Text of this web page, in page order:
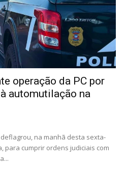
operação da PC por
automutilação na
na manhã desta sexta-
para cumprir ordens judiciais com